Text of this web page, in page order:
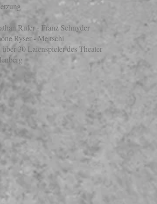
Rufer - Franz Schnyder
Ryser - Meitschi
über 30 Laienspieler des Theater